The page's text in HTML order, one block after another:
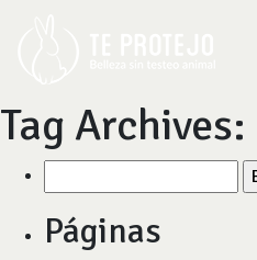
Tag Archives:
por:
Páginas